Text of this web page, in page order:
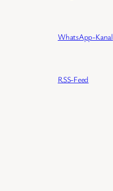
WhatsApp-Kanal
RSS-Feed